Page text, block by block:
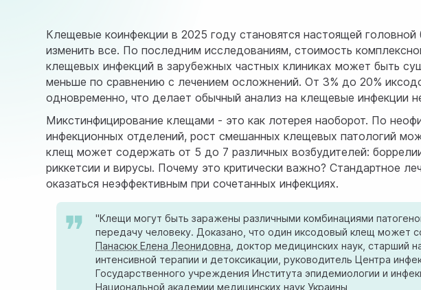
Клещевые коинфекции в 2025 году становятся настоящей
изменить все. По последним исследованиям, стоимость
клещевых инфекций в зарубежных частных клиниках может быть
меньше по сравнению с лечением осложнений. От 3% до 20%
одновременно, что делает обычный анализ на клещевые инфекции
Микстинфицирование клещами - это как лотерея наоборот. По
инфекционных отделений, рост смешанных клещевых патологий
клещ может содержать от 5 до 7 различных возбудителей:
риккетсии и вирусы. Почему это критически важно? Стандартное
оказаться неэффективным при сочетанных инфекциях.
"Клещи могут быть заражены различными комбинациями
передачу человеку. Доказано, что один иксодовый клещ может
Панасюк Елена Леонидовна , доктор медицинских наук, старший
интенсивной терапии и детоксикации, руководитель Центра
Государственного учреждения Института эпидемиологии и
Национальной академии медицинских наук Украины